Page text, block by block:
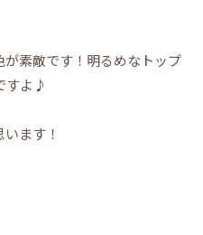
素敵です！明るめなトップ
すよ♪
ます！